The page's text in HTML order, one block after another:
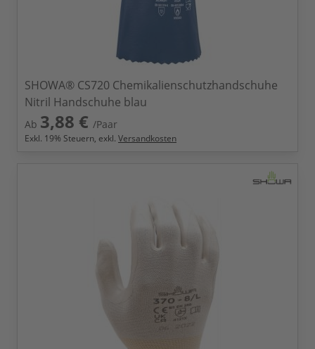
SHOWA® CS720 Chemikalienschutzhandschuhe
Nitril Handschuhe blau
Ab 3,88 € /Paar
Exkl. 19% Steuern, exkl. Versandkosten